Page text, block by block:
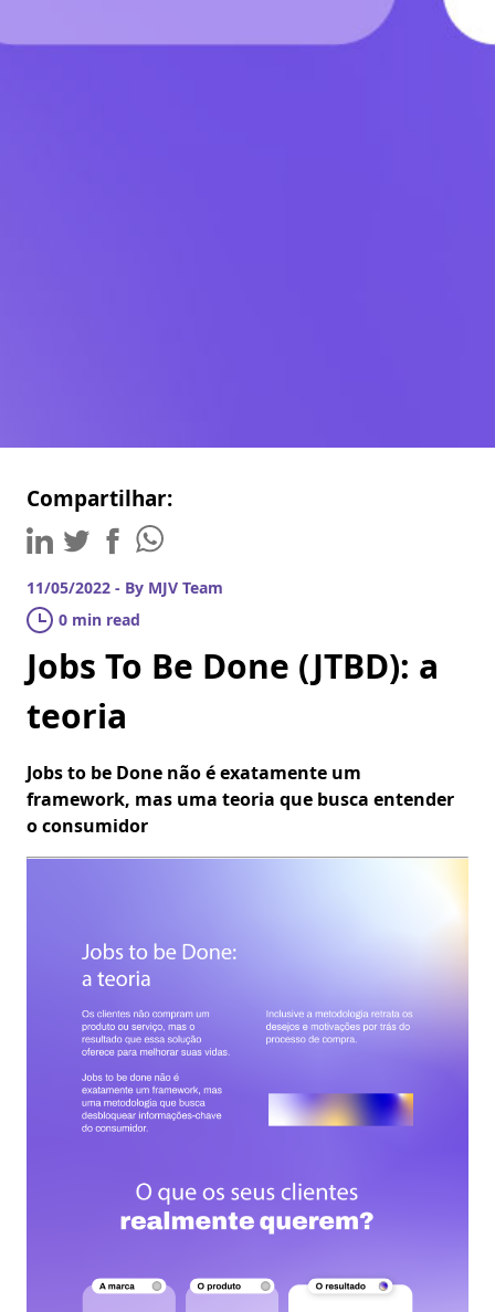
Compartilhar:
11/05/2022 - By MJV Team
0 min read
Jobs To Be Done (JTBD): a
teoria
Jobs to be Done não é exatamente um
framework, mas uma teoria que busca entender
o consumidor